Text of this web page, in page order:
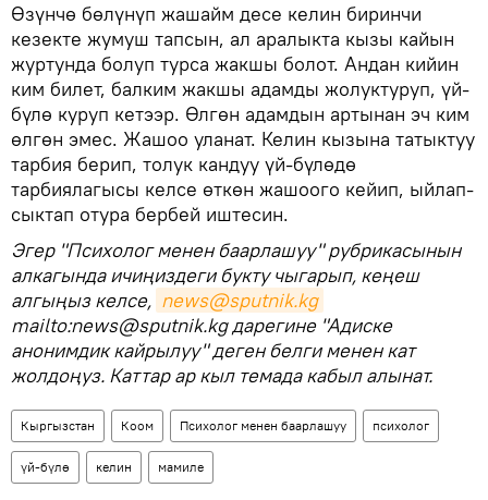
Өзүнчө бөлүнүп жашайм десе келин биринчи
кезекте жумуш тапсын, ал аралыкта кызы кайын
журтунда болуп турса жакшы болот. Андан кийин
ким билет, балким жакшы адамды жолуктуруп, үй-
бүлө куруп кетээр. Өлгөн адамдын артынан эч ким
өлгөн эмес. Жашоо уланат. Келин кызына татыктуу
тарбия берип, толук кандуу үй-бүлөдө
тарбиялагысы келсе өткөн жашоого кейип, ыйлап-
сыктап отура бербей иштесин.
Эгер "Психолог менен баарлашуу" рубрикасынын
алкагында ичиңиздеги букту чыгарып, кеңеш
алгыңыз келсе, news@sputnik.kg
mailto:news@sputnik.kg дарегине "Адиске
анонимдик кайрылуу" деген белги менен кат
жолдоңуз. Каттар ар кыл темада кабыл алынат.
Кыргызстан Коом Психолог менен баарлашуу психолог
үй-бүлө келин мамиле